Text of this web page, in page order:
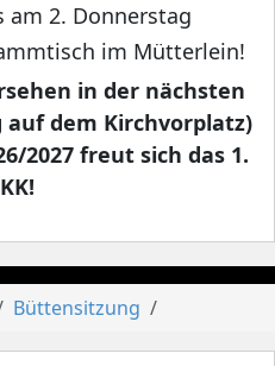
am 2. Donnerstag
im Mütterlein!
in der nächsten
auf dem Kirchvorplatz)
2027 freut sich das 1.
Büttensitzung